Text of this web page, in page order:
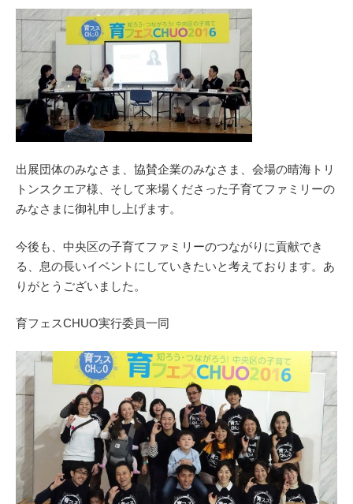
出展団体のみなさま、協賛企業のみなさま、会場の晴海トリ
トンスクエア様、そして来場くださった子育てファミリーの
みなさまに御礼申し上げます。
今後も、中央区の子育てファミリーのつながりに貢献でき
る、息の長いイベントにしていきたいと考えております。あ
りがとうございました。
育フェスCHUO実行委員一同